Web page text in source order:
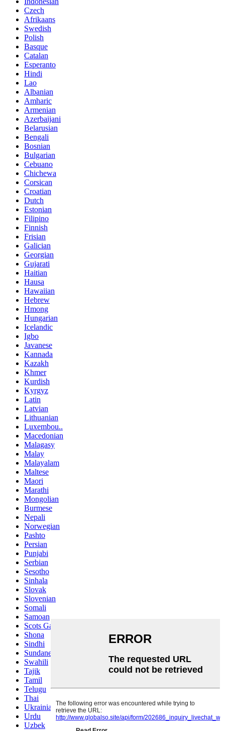
Czech
Afrikaans
Swedish
Polish
Basque
Catalan
Esperanto
Hindi
Lao
Albanian
Amharic
Armenian
Azerbaijani
Belarusian
Bengali
Bosnian
Bulgarian
Cebuano
Chichewa
Corsican
Croatian
Dutch
Estonian
Filipino
Finnish
Frisian
Galician
Georgian
Gujarati
Haitian
Hausa
Hawaiian
Hebrew
Hmong
Hungarian
Icelandic
Igbo
Javanese
Kannada
Kazakh
Khmer
Kurdish
Kyrgyz
Latin
Latvian
Lithuanian
Luxembou..
Macedonian
Malagasy
Malay
Malayalam
Maltese
Maori
Marathi
Mongolian
Burmese
Nepali
Norwegian
Pashto
Persian
Punjabi
Serbian
Sesotho
Sinhala
Slovak
Slovenian
Somali
Samoan
Scots Gaelic
Shona
Sindhi
Sundanese
Swahili
Tajik
Tamil
Telugu
Thai
Ukrainian
Urdu
Uzbek